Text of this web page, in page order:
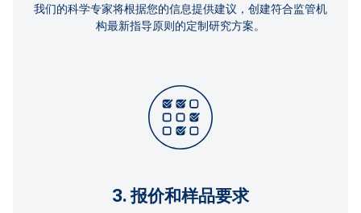
我们的科学专家将根据您的信息提供建议，创建符合监管机
构最新指导原则的定制研究方案。
3. 报价和样品要求